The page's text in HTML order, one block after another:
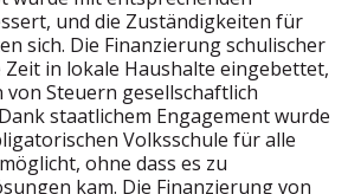
und die Zuständigkeiten für
sich. Die Finanzierung schulischer
Zeit in lokale Haushalte eingebettet,
von Steuern gesellschaftlich
staatlichem Engagement wurde
Volksschule für alle
ohne dass es zu
kam. Die Finanzierung von